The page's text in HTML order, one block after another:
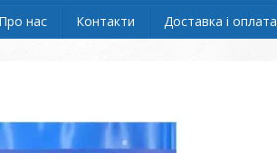
Про нас Контакти Доставка і оплата